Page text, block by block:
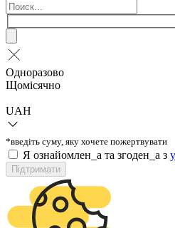
Одноразово
Щомісячно
UAH
*введіть суму, яку хочете пожертвувати
Я ознайомлен_а та згоден_а з
Підтримати